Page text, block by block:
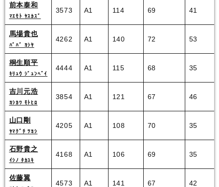
前本泰和
ﾏｴﾓﾄ ﾔｽｶｽﾞ
3573 A1 114 69 41
馬場貴也
ﾊﾞﾊﾞ ﾖｼﾔ
4262 A1 140 72 53
桐生順平
ｷﾘｭｳ ｼﾞｭﾝﾍﾟｲ
4444 A1 115 68 35
吉川元浩
ﾖｼｶﾜ ﾓﾄﾋﾛ
3854 A1 121 67 46
山口剛
ﾔﾏｸﾞﾁ ﾂﾖｼ
4205 A1 108 70 35
石野貴之
ｲｼﾉ ﾀｶﾕｷ
4168 A1 106 69 35
佐藤翼
4573 A1 141 67 42